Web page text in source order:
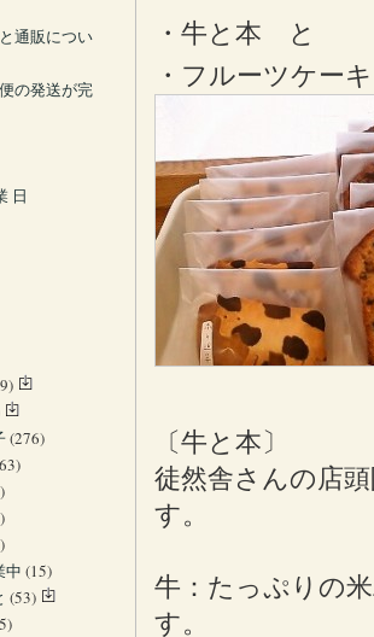
・牛と本 と
・フルーツケー
〔牛と本〕
徒然舎さんの店
す。
牛：たっぷりの
す。
通販につい
の発送が完
日
(276)
中 (15)
(53)